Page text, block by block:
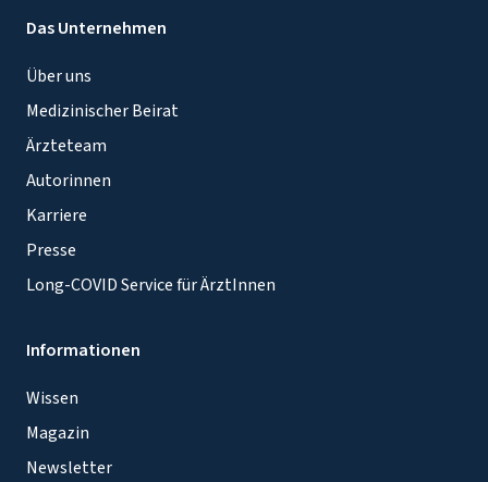
Das Unternehmen
Über uns
Medizinischer Beirat
Ärzteteam
Autorinnen
Karriere
Presse
Long-COVID Service für ÄrztInnen
Informationen
Wissen
Magazin
Newsletter